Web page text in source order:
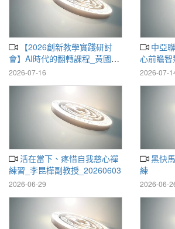
【2026創新教學實踐研討
會】AI時代的翻轉課程_黃國楨
講座教授_20260716
2026-07-16
中亞聯大X史丹佛機器人中
心前瞻
2026-07-
活在當下、疼惜自我慈心禪
練習_李昆樺副教授_20260603
2026-06-29
黑快馬系所網站導入教育訓
練
2026-06-